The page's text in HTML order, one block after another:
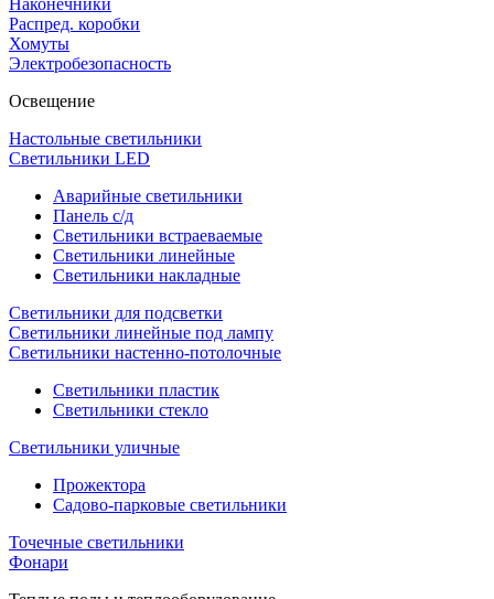
Наконечники
Распред. коробки
Хомуты
Электробезопасность
Освещение
Настольные светильники
Светильники LED
Аварийные светильники
Панель с/д
Светильники встраеваемые
Светильники линейные
Светильники накладные
Светильники для подсветки
Светильники линейные под лампу
Светильники настенно-потолочные
Светильники плаcтик
Светильники стекло
Светильники уличные
Прожектора
Садово-парковые светильники
Точечные светильники
Фонари